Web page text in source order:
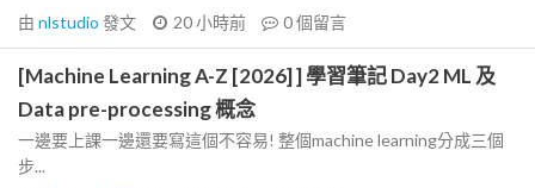
由 nlstudio 發文 20 小時前 0個留言
[Machine Learning A-Z [2026] ] 學習筆記 Day2 ML 及
Data pre-processing 概念
一邊要上課一邊還要寫這個不容易! 整個machine learning分成三個
步...